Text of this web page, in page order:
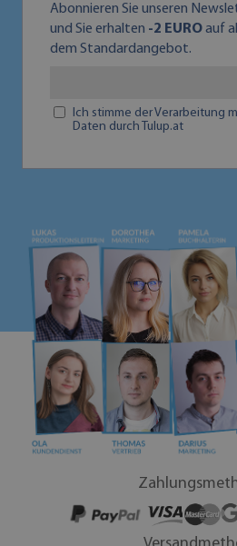
Abonnieren Sie unseren
und Sie erhalten -2 EUROauf
dem Standardangebot.
Ich stimme der Verarbeitung
Daten durch Tulup.at